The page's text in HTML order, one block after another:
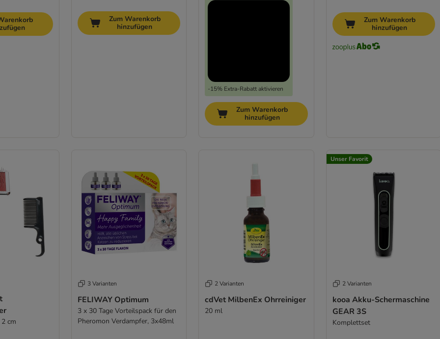
Zum Warenkorb
hinzufügen
-15% Extra-Rabatt aktivieren
Zum Warenkorb
hinzufügen
Zum Warenkorb
hinzufügen
cm
3 Varianten
FELIWAY Optimum
3 x 30 Tage Vorteilspack für den
Pheromon Verdampfer, 3x48ml
2 Varianten
cdVet MilbenEx Ohrreiniger
20 ml
Unser Favorit
2 Varianten
kooa Akku-Schermaschine
GEAR 3S
Komplettset